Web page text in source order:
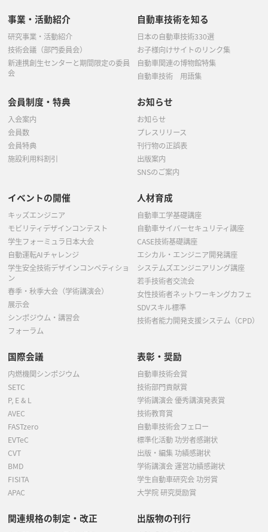
事業・活動紹介
研究事業・活動紹介
技術会議（部門委員会）
新連携創生センターと期間限定の委員
会
自動車技術を知る
日本の自動車技術330選
お子様向けサイトのリンク集
自動車関連の博物館特集
自動車技術 用語集
会員制度・特典
入会案内
会員数
会員特典
施設利用料割引
お知らせ
お知らせ
プレスリリース
刊行物の正誤表
出版案内
SNSのご案内
イベントの開催
キッズエンジニア
モビリティデザインコンテスト
学生フォーミュラ日本大会
自動運転AIチャレンジ
学生安全技術デザインコンペティショ
ン
春季・秋季大会（学術講演会）
展示会
シンポジウム・講習会
フォーラム
人材育成
自動車工学基礎講座
自動車サイバーセキュリティ講座
CASE技術基礎講座
エシカル・エンジニア開発講座
システムズエンジニアリング講座
若手技術者交流会
女性技術者ネットワーキングカフェ
SDVスキル標準
技術者能力開発支援システム（CPD）
国際会議
内燃機関シンポジウム
SETC
P, E & L
AVEC
FASTzero
EVTeC
CVT
BMD
FISITA
APAC
表彰・奨励
自動車技術会賞
技術部門貢献賞
学術講演会 優秀講演発表賞
技術教育賞
自動車技術会フェロー
標準化活動 功労者感謝状
出版・編集 功績感謝状
学術講演会 運営功績感謝状
学生自動車研究会 功労賞
大学院 研究奨励賞
関連規格の制定・改正 出版物の刊行